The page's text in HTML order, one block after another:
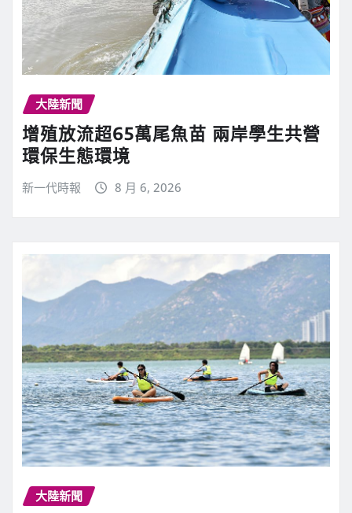
大陸新聞
增殖放流超65萬尾魚苗 兩岸學生共營
環保生態環境
新一代時報 8 月 6, 2026
大陸新聞